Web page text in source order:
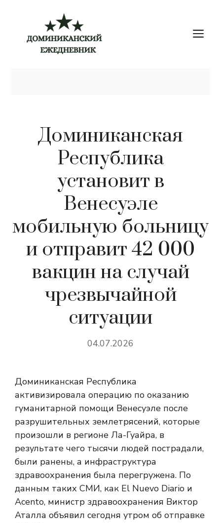
содержимому
Доминиканская
Республика
установит в
Венесуэле
мобильную больницу
и отправит 42 000
вакцин на случай
чрезвычайной
ситуации
04.07.2026
Доминиканская Республика
активизировала операцию по оказанию
гуманитарной помощи Венесуэле после
разрушительных землетрясений, которые
произошли в регионе Ла-Гуайра, в
результате чего тысячи людей пострадали,
были ранены, а инфраструктура
здравоохранения была перегружена. По
данным таких СМИ, как El Nuevo Diario и
Acento, министр здравоохранения Виктор
Аталла объявил сегодня утром об отправке